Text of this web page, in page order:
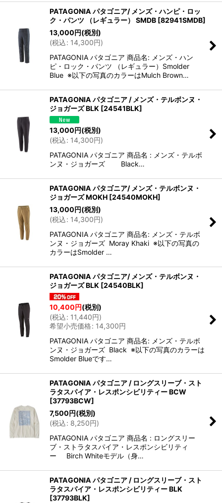
PATAGONIA パタゴニア/ メンズ・ハンピ・ロッ
ク・パンツ （レギュラー） SMDB [82941SMDB]
13,000円(税別)
(税込: 14,300円)
PATAGONIA パタゴニア 商品名: メンズ・ハン
ピ・ロック・パンツ （レギュラー）Smolder
Blue ※以下の写真のカラーはMulch Brown…
PATAGONIA パタゴニア / メンズ・テルボンヌ・
ジョガーズ BLK [24541BLK]
13,000円(税別)
(税込: 14,300円)
PATAGONIA パタゴニア 商品名 : メンズ・テルボ
ンヌ・ジョガーズ Black…
PATAGONIA パタゴニア/ メンズ・テルボンヌ・
ジョガーズ MOKH [24540MOKH]
13,000円(税別)
(税込: 14,300円)
PATAGONIA パタゴニア 商品名: メンズ・テルボ
ンヌ・ジョガーズ Moray Khaki ※以下の写真の
カラーはSmolder …
PATAGONIA パタゴニア/ メンズ・テルボンヌ・
ジョガーズ BLK [24540BLK]
10,400円(税別)
(税込: 11,440円)
希望小売価格: 14,300円
PATAGONIA パタゴニア 商品名: メンズ・テルボ
ンヌ・ジョガーズ Black ※以下の写真のカラーは
Smolder Blueです…
PATAGONIA パタゴニア / ロングスリーブ・スト
ラタスパイア・レスポンシビリティー BCW
[37793BCW]
7,500円(税別)
(税込: 8,250円)
PATAGONIA パタゴニア 商品名 : ロングスリー
ブ・ストラタスパイア・レスポンシビリティ
ー Birch Whiteモデル（身…
PATAGONIA パタゴニア / ロングスリーブ・スト
ラタスパイア・レスポンシビリティー BLK
[37793BLK]